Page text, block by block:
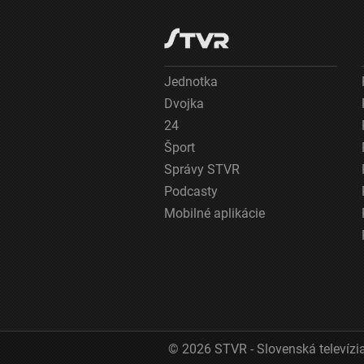
Jednotka
Dvojka
24
Šport
Správy STVR
Podcasty
Mobilné aplikácie
© 2026 STVR - Slovenská